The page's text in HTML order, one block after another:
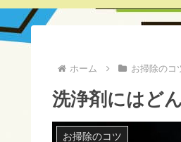
ホーム お掃除のコ
洗浄剤にはど
お掃除のコツ